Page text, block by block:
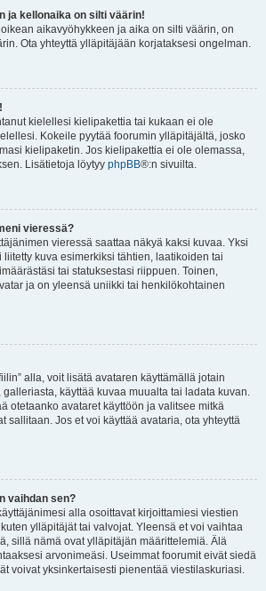
ja kellonaika on silti väärin!
aikavyöhykkeen ja aika on silti väärin, on
Ota yhteyttä ylläpitäjään korjataksesi ongelman.
kielellesi kielipakettia tai kukaan ei ole
Kokeile pyytää foorumin ylläpitäjältä, josko
kielipaketin. Jos kielipakettia ei ole olemassa,
Lisätietoja löytyy phpBB®:n sivuilta.
vieressä?
vieressä saattaa näkyä kaksi kuvaa. Yksi
kuva esimerkiksi tähtien, laatikoiden tai
tai statuksestasi riippuen. Toinen,
ja on yleensä uniikki tai henkilökohtainen
alla, voit lisätä avataren käyttämällä jotain
galleriasta, käyttää kuvaa muualta tai ladata kuvan.
otetaanko avataret käyttöön ja valitsee mitkä
sallitaan. Jos et voi käyttää avataria, ota yhteyttä
vaihdan sen?
alla osoittavat kirjoittamiesi viestien
ylläpitäjät tai valvojat. Yleensä et voi vaihtaa
sillä nämä ovat ylläpitäjän määrittelemiä. Älä
arvonimeäsi. Useimmat foorumit eivät siedä
voivat yksinkertaisesti pienentää viestilaskuriasi.